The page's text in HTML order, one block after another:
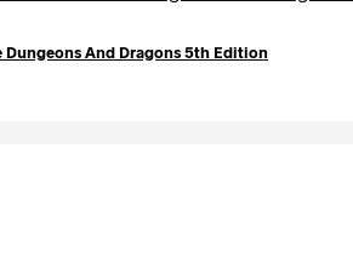
Dungeons And Dragons 5th Edition